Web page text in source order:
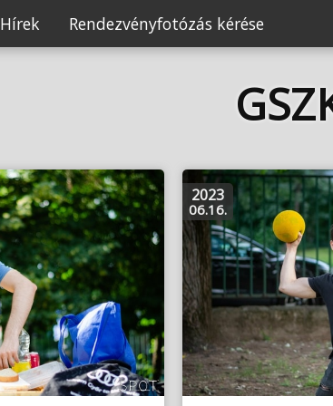
Hírek Rendezvényfotózás kérése
2023
06.16.